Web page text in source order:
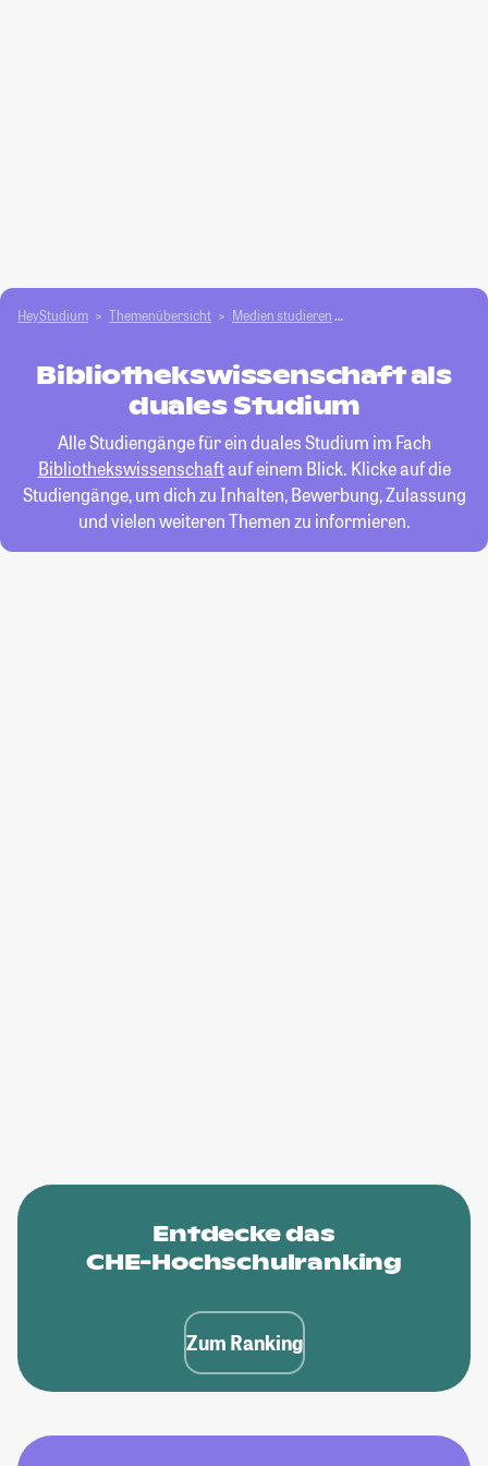
HeyStudium Themenübersicht Medien studieren
Bibliothekswissenschaft als
duales Studium
Alle Studiengänge für ein duales Studium im Fach
Bibliothekswissenschaftauf einem Blick. Klicke auf die
Studiengänge, um dich zu Inhalten, Bewerbung, Zulassung
und vielen weiteren Themen zu informieren.
Entdecke das
CHE-Hochschulranking
Zum Ranking